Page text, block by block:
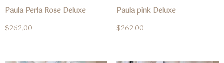
Paula Perla Rose Deluxe
$262.00
Paula pink Deluxe
$262.00